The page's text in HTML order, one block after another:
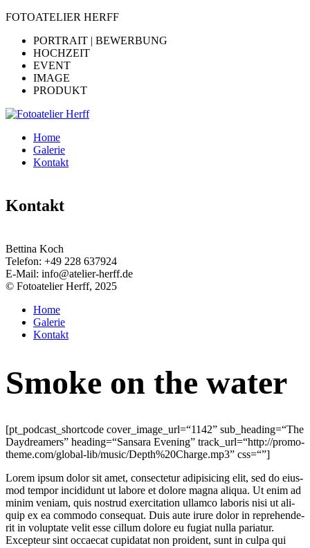
FOTOATELIER HERFF
PORTRAIT | BEWERBUNG
HOCHZEIT
EVENT
IMAGE
PRODUKT
Home
Galerie
Kontakt
Kontakt
Bettina Koch
Telefon: +49 228 637924
E-Mail: info@atelier-herff.de
© Fotoatelier Herff, 2025
Home
Galerie
Kontakt
Smoke on the water
[pt_podcast_shortcode cover_image_url=“1142” sub_heading=“The
Day­d­rea­mers” heading=“Sansara Evening” track_url=“http://promo-
theme.com/global-lib/music/Depth%20Charge.mp3” css=“”]
Lorem ipsum dolor sit amet, con­sec­te­tur adi­pi­si­cing elit, sed do eius­
mod tem­por inci­didunt ut labo­re et dolo­re magna ali­qua. Ut enim ad
minim veniam, quis nostrud exer­ci­ta­ti­on ullam­co labo­ris nisi ut ali­
quip ex ea com­mo­do con­se­quat. Duis aute irure dolor in repre­hen­de­
rit in volupt­ate velit esse cil­lum dolo­re eu fugi­at nulla paria­tur.
Excep­teur sint occae­cat cupi­da­tat non pro­ident, sunt in cul­pa qui